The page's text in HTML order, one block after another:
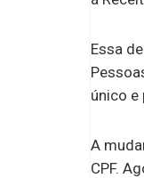
Essa
único e
A
CPF.